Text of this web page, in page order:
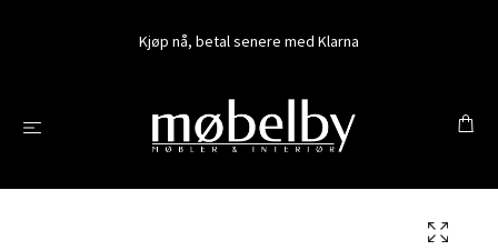
Kjøp nå, betal senere med Klarna